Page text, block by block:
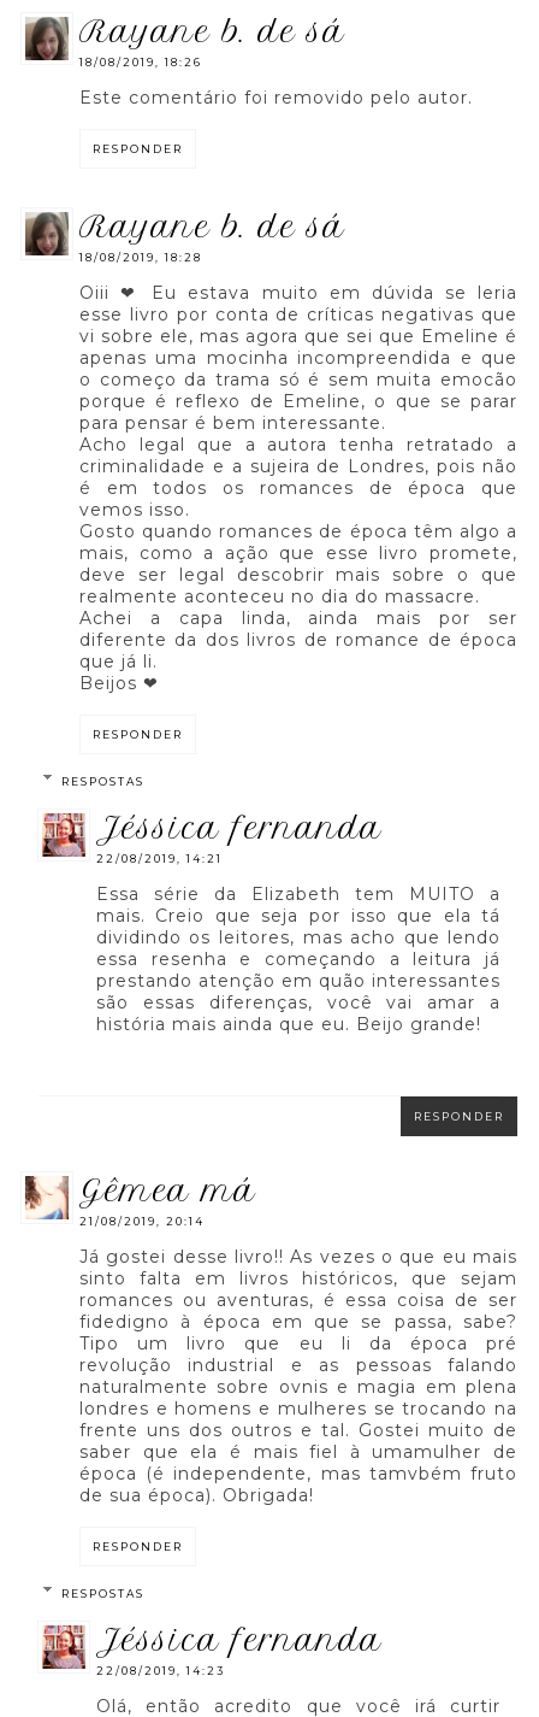
rayane b. de sá
18/08/2019, 18:26
Este comentário foi removido pelo autor.
RESPONDER
rayane b. de sá
18/08/2019, 18:28
Oiii ❤ Eu estava muito em dúvida se leria
esse livro por conta de críticas negativas que
vi sobre ele, mas agora que sei que Emeline é
apenas uma mocinha incompreendida e que
o começo da trama só é sem muita emocão
porque é reflexo de Emeline, o que se parar
para pensar é bem interessante.
Acho legal que a autora tenha retratado a
criminalidade e a sujeira de Londres, pois não
é em todos os romances de época que
vemos isso.
Gosto quando romances de época têm algo a
mais, como a ação que esse livro promete,
deve ser legal descobrir mais sobre o que
realmente aconteceu no dia do massacre.
Achei a capa linda, ainda mais por ser
diferente da dos livros de romance de época
que já li.
Beijos ❤
RESPONDER
RESPOSTAS
jéssica fernanda
22/08/2019, 14:21
Essa série da Elizabeth tem MUITO a
mais. Creio que seja por isso que ela tá
dividindo os leitores, mas acho que lendo
essa resenha e começando a leitura já
prestando atenção em quão interessantes
são essas diferenças, você vai amar a
história mais ainda que eu. Beijo grande!
RESPONDER
gêmea má
21/08/2019, 20:14
Já gostei desse livro!! As vezes o que eu mais
sinto falta em livros históricos, que sejam
romances ou aventuras, é essa coisa de ser
fidedigno à época em que se passa, sabe?
Tipo um livro que eu li da época pré
revolução industrial e as pessoas falando
naturalmente sobre ovnis e magia em plena
londres e homens e mulheres se trocando na
frente uns dos outros e tal. Gostei muito de
saber que ela é mais fiel à umamulher de
época (é independente, mas tamvbém fruto
de sua época). Obrigada!
RESPONDER
RESPOSTAS
jéssica fernanda
22/08/2019, 14:23
Olá, então acredito que você irá curtir